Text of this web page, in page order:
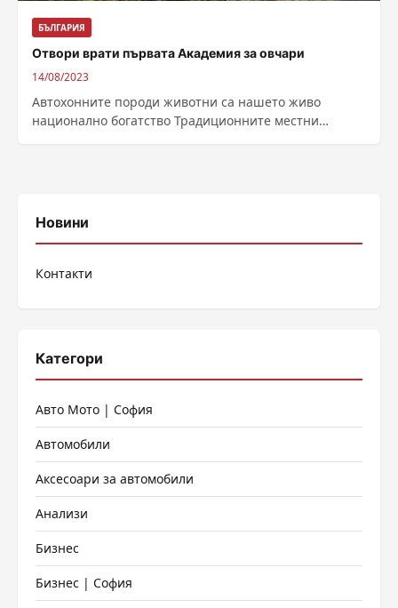
БЪЛГАРИЯ
Отвори врати първата Академия за овчари
14/08/2023
Автохонните породи животни са нашето живо
национално богатство Традиционните местни
Новини
Контакти
Категори
Авто Мото | София
Автомобили
Аксесоари за автомобили
Анализи
Бизнес
Бизнес | София